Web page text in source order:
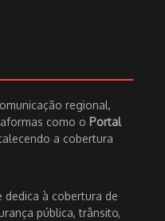
regional,
como o Portal
a cobertura
à cobertura de
pública, trânsito,